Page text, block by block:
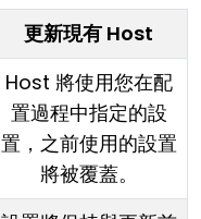
更新現有 Host
Host 將使用您在配
置過程中指定的設
置，之前使用的設置
將被覆蓋。